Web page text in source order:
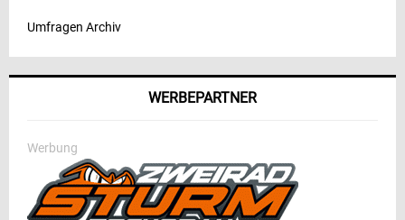
Umfragen Archiv
WERBEPARTNER
Werbung